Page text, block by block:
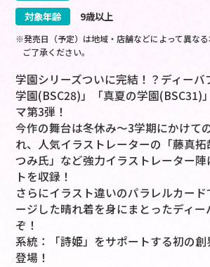
対象年齢
9歳以上
※発売日（予定）は地域・店舗などによって異な
ご了承ください。
学園シリーズついに完結！？ディーバ
学園(BSC28)」「真夏の学園(BSC31)
マ第3弾！
今作の舞台は冬休み～3学期にかけて
れ、人気イラストレーターの「藤真
つみ氏」など強力イラストレーター
トを収録！
さらにイラスト違いのパラレルカー
ージした晴れ着を身にまとったディ
ぞ！
系統：「詩姫」をサポートする初の
登場！